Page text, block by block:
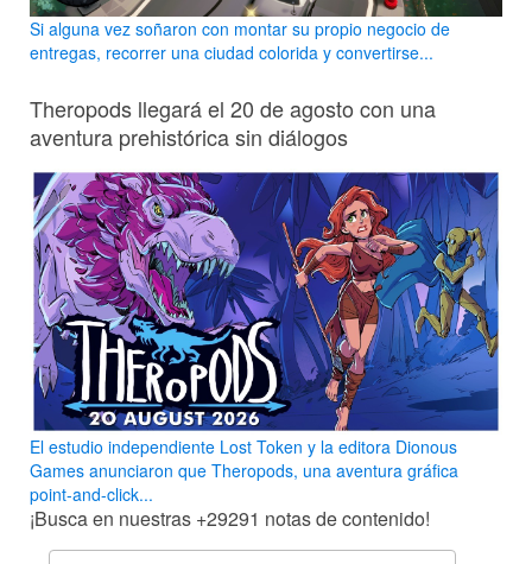
Si alguna vez soñaron con montar su propio negocio de
entregas, recorrer una ciudad colorida y convertirse...
Theropods llegará el 20 de agosto con una
aventura prehistórica sin diálogos
El estudio independiente Lost Token y la editora Dionous
Games anunciaron que Theropods, una aventura gráfica
point-and-click...
¡Busca en nuestras +29291 notas de contenido!